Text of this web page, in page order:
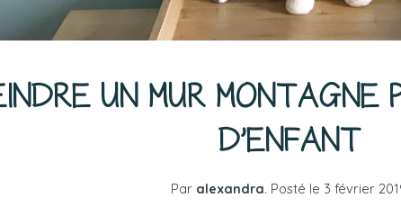
UN MUR MONTAGNE
D’ENFANT
Par alexandra. Posté le 3 février